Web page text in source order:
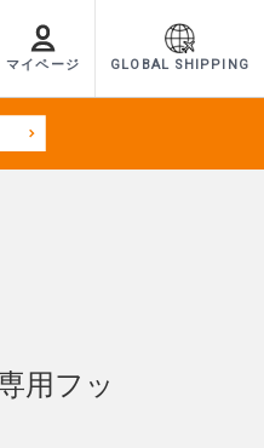
マイページ GLOBAL SHIPPING
用フッ